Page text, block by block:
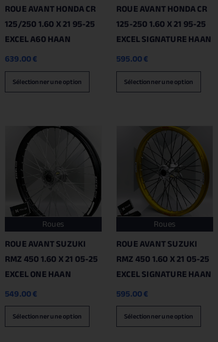
ROUE AVANT HONDA CR
125/250 1.60 X 21 95-25
EXCEL A60 HAAN
639.00€
Sélectionner une option
ROUE AVANT HONDA CR
125-250 1.60 X 21 95-25
EXCEL SIGNATURE HAAN
595.00€
Sélectionner une option
Roues
ROUE AVANT SUZUKI
RMZ 450 1.60 X 21 05-25
EXCEL ONE HAAN
549.00€
Sélectionner une option
Roues
ROUE AVANT SUZUKI
RMZ 450 1.60 X 21 05-25
EXCEL SIGNATURE HAAN
595.00€
Sélectionner une option